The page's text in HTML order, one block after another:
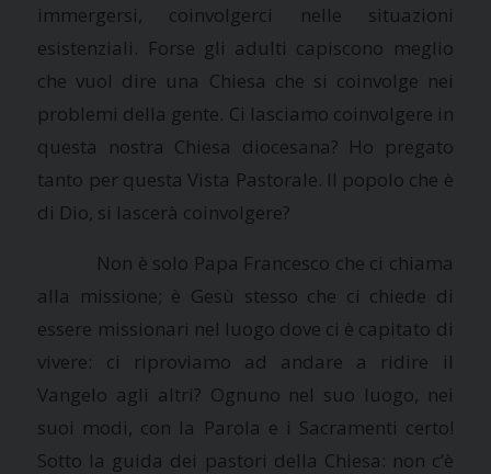
immergersi, coinvolgerci nelle situazioni
esistenziali. Forse gli adulti capiscono meglio
che vuol dire una Chiesa che si coinvolge nei
problemi della gente. Ci lasciamo coinvolgere in
questa nostra Chiesa diocesana? Ho pregato
tanto per questa Vista Pastorale. Il popolo che è
di Dio, si lascerà coinvolgere?
Non è solo Papa Francesco che ci chiama
alla missione; è Gesù stesso che ci chiede di
essere missionari nel luogo dove ci è capitato di
vivere: ci riproviamo ad andare a ridire il
Vangelo agli altri? Ognuno nel suo luogo, nei
suoi modi, con la Parola e i Sacramenti certo!
Sotto la guida dei pastori della Chiesa: non c’è